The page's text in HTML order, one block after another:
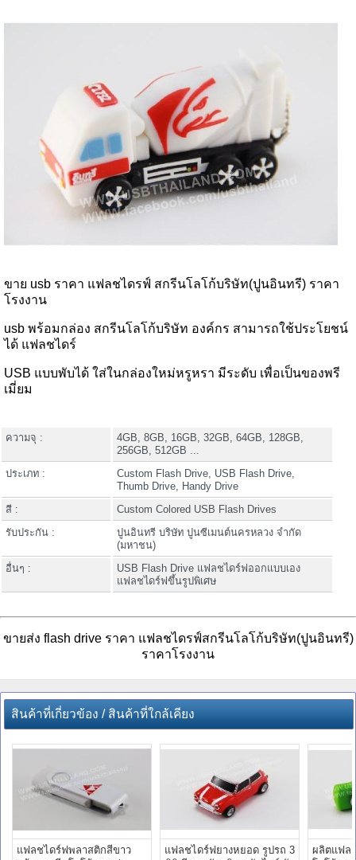
ขาย usb ราคา แฟลชไดรฟ์ สกรีนโลโก้บริษัท(ปูนอินทรี) ราคา
โรงงาน
usb พร้อมกล่อง สกรีนโลโก้บริษัท องค์กร สามารถใช้ประโยชน์
ได้ แฟลชไดร์
USB แบบพับได้ ใส่ในกล่องใหม่หรูหรา มีระดับ เพื่อเป็นของพรี
เมี่ยม
ความจุ :
4GB, 8GB, 16GB, 32GB, 64GB, 128GB,
256GB, 512GB ...
ประเภท :
Custom Flash Drive, USB Flash Drive,
Thumb Drive, Handy Drive
สี :
Custom Colored USB Flash Drives
รับประกัน :
ปูนอินทรี บริษัท ปูนซีเมนต์นครหลวง จำกัด
(มหาชน)
อื่นๆ :
USB Flash Drive แฟลชไดร์ฟออกแบบเอง
แฟลชไดร์ฟขึ้นรูปพิเศษ
ขายส่ง flash drive ราคา แฟลชไดรฟ์สกรีนโลโก้บริษัท(ปูนอินทรี)
ราคาโรงงาน
สินค้าที่เกี่ยวข้อง / สินค้าที่ใกล้เคียง
แฟลชไดร์ฟพลาสติกสีขาว
แฟลชไดร์ฟยางหยอด รูปรถ 3
ผลิตแฟล